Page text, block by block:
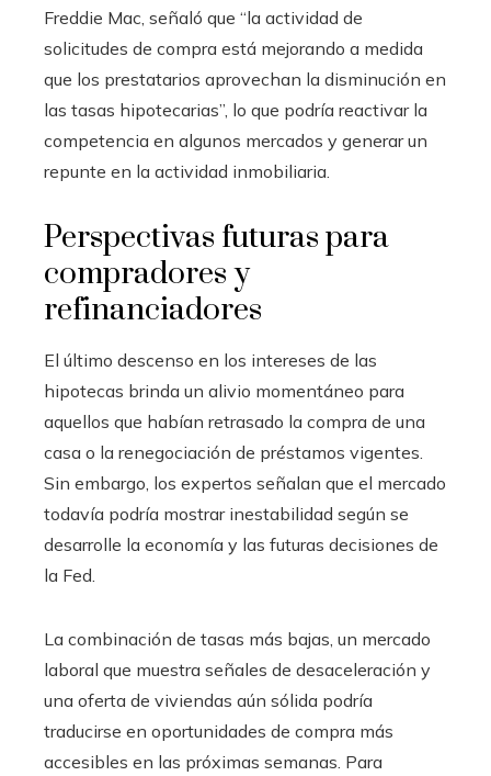
Freddie Mac, señaló que “la actividad de
solicitudes de compra está mejorando a medida
que los prestatarios aprovechan la disminución en
las tasas hipotecarias”, lo que podría reactivar la
competencia en algunos mercados y generar un
repunte en la actividad inmobiliaria.
Perspectivas futuras para
compradores y
refinanciadores
El último descenso en los intereses de las
hipotecas brinda un alivio momentáneo para
aquellos que habían retrasado la compra de una
casa o la renegociación de préstamos vigentes.
Sin embargo, los expertos señalan que el mercado
todavía podría mostrar inestabilidad según se
desarrolle la economía y las futuras decisiones de
la Fed.
La combinación de tasas más bajas, un mercado
laboral que muestra señales de desaceleración y
una oferta de viviendas aún sólida podría
traducirse en oportunidades de compra más
accesibles en las próximas semanas. Para